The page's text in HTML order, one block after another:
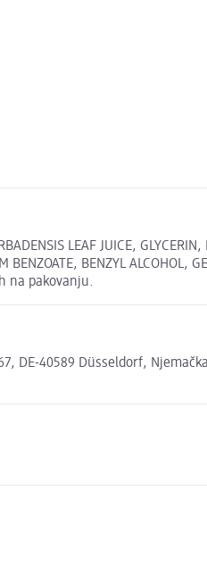
LEAF JUICE,
BENZYL ALCOHOL,
na pakovanju.
DE-40589 Düsseldorf,